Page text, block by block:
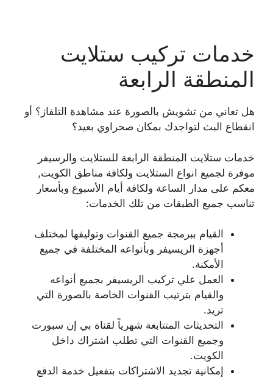
خدمات تركيب ستلايت
المنطقة الرابعة
هل تعاني من تشويش بالصورة عند مشاهدة التلفاز؟ أو
انقطاع البث لتواجدك بمكان صحراوي بعيد؟
خدمات ستلايت المنطقة الرابعة للستلايت والرسيفر
موفرة لجميع انواع الستلايت ولكافة مناطق الكويت,
معكم على مدار الساعة ولكافة أيام الأسبوع وبأسعار
تناسب جميع الطبقات من تلك الخدمات:
القيام ببرمجة جميع القنوات وتوليفها لمختلف
أجهزة الريسيفر وبأنواعه المختلفة في جميع
الأمكنة.
العمل علي تركيب الريسيفر بجميع أنواعه
والقيام بترتيب القنوات الخاصة بالصورة التي
تريد.
التحديثات المتتابعة شهرياً لقناة بي إن سبورت
وجميع القنوات التي تطلب اشتراك داخل
الكويت.
إمكانية تجديد الاشتراكات بتفعيل خدمة الدفع